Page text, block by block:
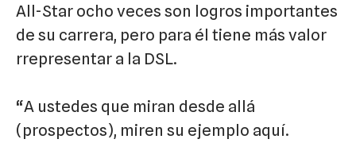
All-Star ocho veces son logros importantes
de su carrera, pero para él tiene más valor
rrepresentar a la DSL.
“A ustedes que miran desde allá
(prospectos), miren su ejemplo aquí.